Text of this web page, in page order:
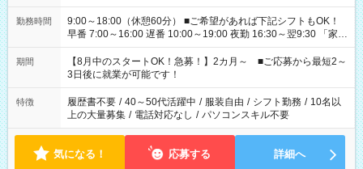
勤務時間
9:00～18:00（休憩60分） ■ご希望があれば下記シフトもOK！
早番 7:00～16:00 遅番 10:00～19:00 夜勤 16:30～翌9:30 「家族
と休みを合わせたい」 「余裕を持って夕飯の準備がしたい」
「できれば残業はしたくない」 など、ご希望を教えてください
ね。 ※Wワーク希望の方へ 今ご覧のお仕事で希望する勤務時間
と、もう1つのお仕事の勤務時間。 合計で週40時間を超える場
合は応募できません。
期間
【8月中のスタートOK！急募！】2カ月～ ■ご応募から最短2～
3日後に就業が可能です！
特徴 履歴書不要 / 40～50代活躍中 / 服装自由 / シフト勤務 / 10名以
上の大量募集 / 電話対応なし / パソコンスキル不要
気になる！ 応募する 詳細へ